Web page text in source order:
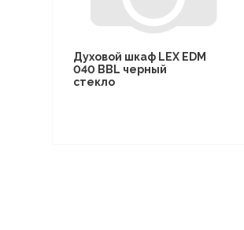
Духовой шкаф LEX EDM
040 BBL черный
стекло